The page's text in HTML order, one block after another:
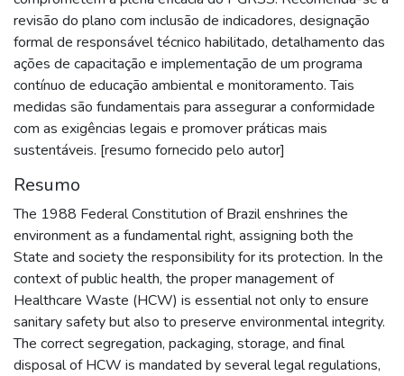
revisão do plano com inclusão de indicadores, designação
formal de responsável técnico habilitado, detalhamento das
ações de capacitação e implementação de um programa
contínuo de educação ambiental e monitoramento. Tais
medidas são fundamentais para assegurar a conformidade
com as exigências legais e promover práticas mais
sustentáveis. [resumo fornecido pelo autor]
Resumo
The 1988 Federal Constitution of Brazil enshrines the
environment as a fundamental right, assigning both the
State and society the responsibility for its protection. In the
context of public health, the proper management of
Healthcare Waste (HCW) is essential not only to ensure
sanitary safety but also to preserve environmental integrity.
The correct segregation, packaging, storage, and final
disposal of HCW is mandated by several legal regulations,